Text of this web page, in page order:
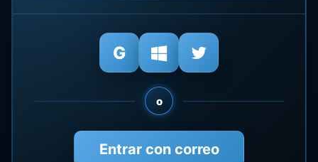
o
Entrar con correo